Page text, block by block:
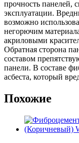
прочность панелей,
эксплуатации.
возможно
негорючим
акриловыми
Обратная сторона
составом
панели. В составе
асбеста, который
Похожие